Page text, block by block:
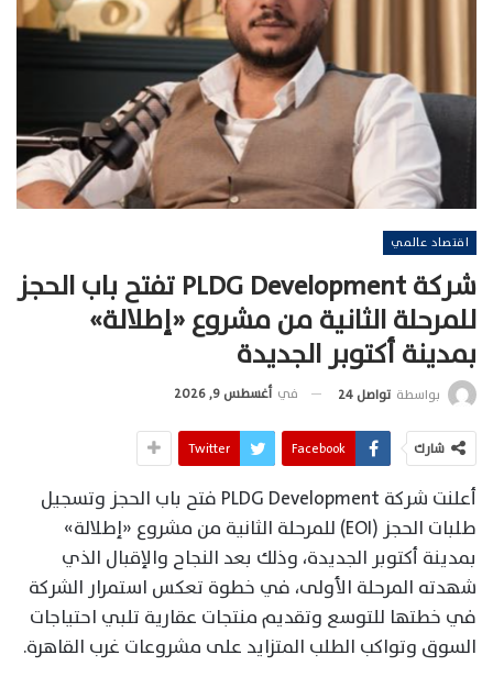
اقتصاد عالمي
شركة PLDG Development تفتح باب الحجز
للمرحلة الثانية من مشروع «إطلالة»
بمدينة أكتوبر الجديدة
بواسطة تواصل 24 في أغسطس 9, 2026
شارك Facebook
Twitter
أعلنت شركة PLDG Development فتح باب الحجز وتسجيل
طلبات الحجز (EOI) للمرحلة الثانية من مشروع «إطلالة»
بمدينة أكتوبر الجديدة، وذلك بعد النجاح والإقبال الذي
شهدته المرحلة الأولى، في خطوة تعكس استمرار الشركة
في خطتها للتوسع وتقديم منتجات عقارية تلبي احتياجات
السوق وتواكب الطلب المتزايد على مشروعات غرب القاهرة.